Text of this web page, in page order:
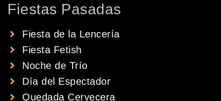
Fiestas Pasadas
Fiesta de la Lencería
Fiesta Fetish
Noche de Trío
Día del Espectador
Quedada Cervecera